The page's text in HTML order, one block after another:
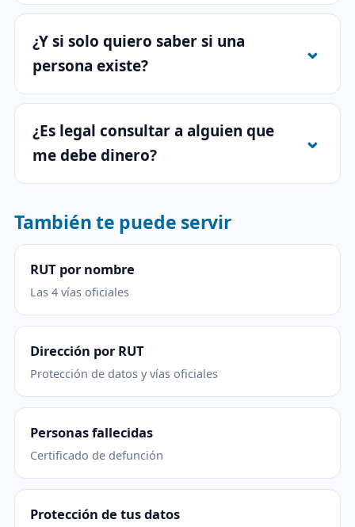
¿Y si solo quiero saber si una
persona existe?
¿Es legal consultar a alguien que
me debe dinero?
También te puede servir
RUT por nombre
Las 4 vías oficiales
Dirección por RUT
Protección de datos y vías oficiales
Personas fallecidas
Certificado de defunción
Protección de tus datos